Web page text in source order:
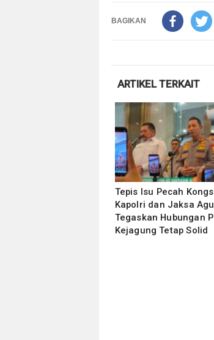
BAGIKAN
ARTIKEL TERKAIT
Tepis Isu Pecah
Kapolri dan Jaksa
Tegaskan Hubungan
Kejagung Tetap Solid